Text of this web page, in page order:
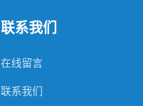
联系我们
在线留言
联系我们